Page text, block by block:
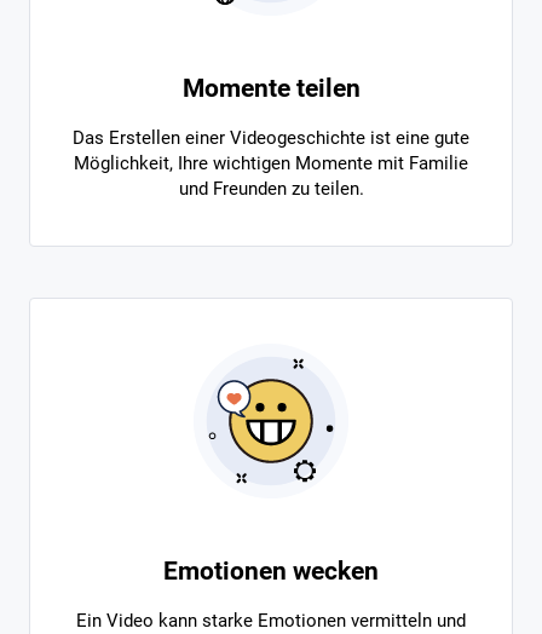
Momente teilen
Das Erstellen einer Videogeschichte ist eine gute
Möglichkeit, Ihre wichtigen Momente mit Familie
und Freunden zu teilen.
Emotionen wecken
Ein Video kann starke Emotionen vermitteln und